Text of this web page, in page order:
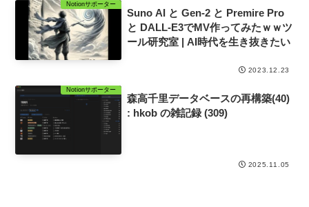
Notionサポーター
Suno AI と Gen-2 と Premire Pro
と DALL-E3でMV作ってみたｗｗツ
ール研究室 | AI時代を生き抜きたい
2023.12.23
Notionサポーター
森高千里データベースの再構築(40)
: hkob の雑記録 (309)
2025.11.05